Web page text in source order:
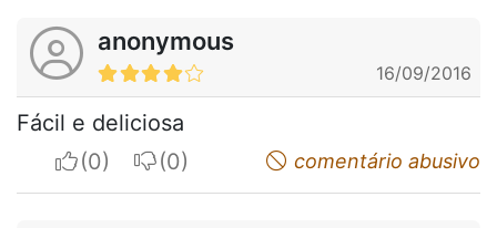
anonymous
16/09/2016
Fácil e deliciosa
I apreciateI do not appreciatecomentário abusivo